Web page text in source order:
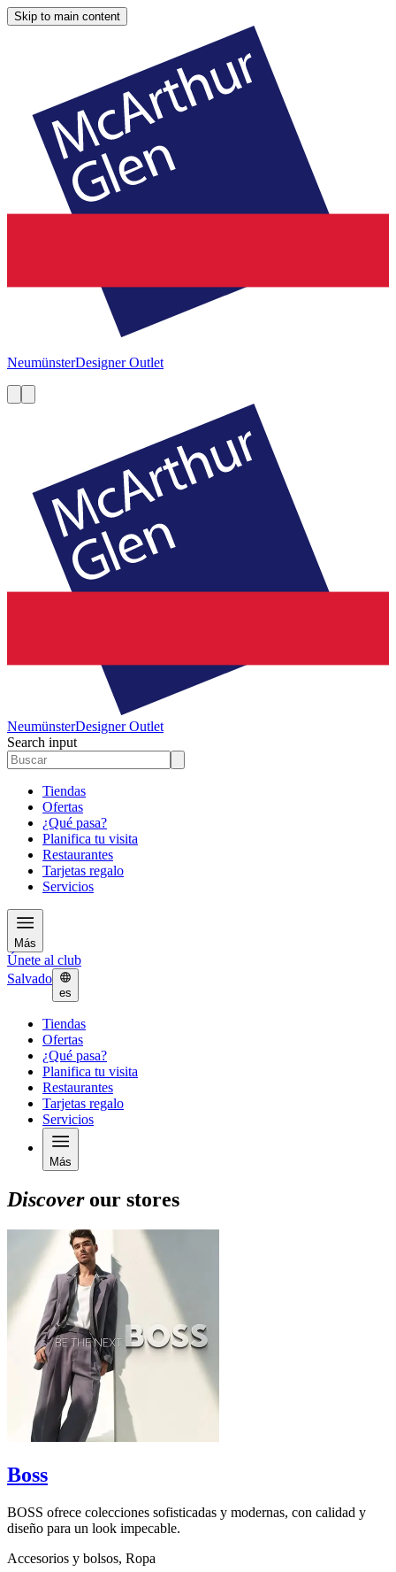
Skip to main content
NeumünsterDesigner Outlet
NeumünsterDesigner Outlet
Search input
Tiendas
Ofertas
¿Qué pasa?
Planifica tu visita
Restaurantes
Tarjetas regalo
Servicios
Más
Únete al club
Salvado
es
Tiendas
Ofertas
¿Qué pasa?
Planifica tu visita
Restaurantes
Tarjetas regalo
Servicios
Más
Discoverour stores
Boss
BOSS ofrece colecciones sofisticadas y modernas, con calidad y
diseño para un look impecable.
Accesorios y bolsos, Ropa